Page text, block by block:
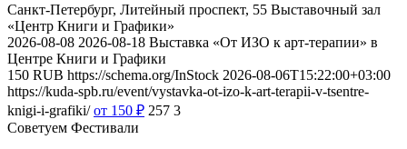
Санкт-Петербург, Литейный проспект, 55 Выставочный зал
«Центр Книги и Графики»
2026-08-08 2026-08-18 Выставка «От ИЗО к арт-терапии» в
Центре Книги и Графики
150 RUB https://schema.org/InStock 2026-08-06T15:22:00+03:00
https://kuda-spb.ru/event/vystavka-ot-izo-k-art-terapii-v-tsentre-
knigi-i-grafiki/ от 150 ₽ 257 3
Советуем Фестивали